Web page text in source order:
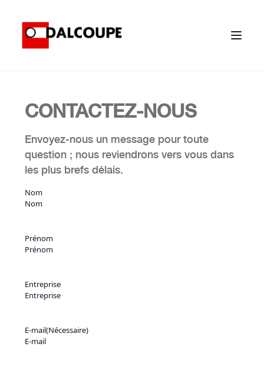
CONTACTEZ-NOUS
Envoyez-nous un message pour toute
question ; nous reviendrons vers vous dans
les plus brefs délais.
Nom
Prénom
Entreprise
E-mail(Nécessaire)